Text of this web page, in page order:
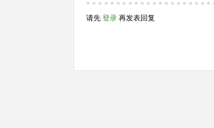
请先登录再发表回复